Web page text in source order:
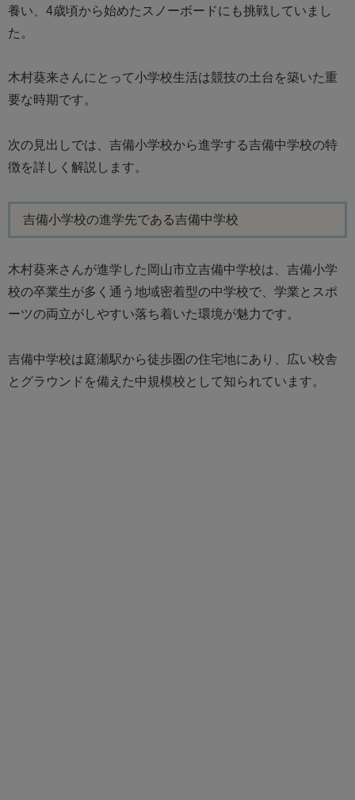
養い、4歳頃から始めたスノーボードにも挑戦していまし
た。
木村葵来さんにとって小学校生活は競技の土台を築いた重
要な時期です。
次の見出しでは、吉備小学校から進学する吉備中学校の特
徴を詳しく解説します。
吉備小学校の進学先である吉備中学校
木村葵来さんが進学した岡山市立吉備中学校は、吉備小学
校の卒業生が多く通う地域密着型の中学校で、学業とスポ
ーツの両立がしやすい落ち着いた環境が魅力です。
吉備中学校は庭瀬駅から徒歩圏の住宅地にあり、広い校舎
とグラウンドを備えた中規模校として知られています。